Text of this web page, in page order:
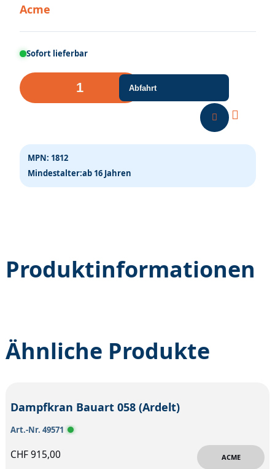
Acme
Sofort lieferbar
10
Grasstreifen
mm
lang,
5-
Abfahrt
MPN: 1812
Mindestalter:ab 16 Jahren
Produktinformationen
Ähnliche Produkte
Dampfkran Bauart 058 (Ardelt)
Art.-Nr. 49571
CHF915,00 ACME